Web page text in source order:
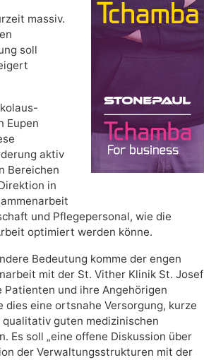
massiv.
soll
Eupen
aktiv
Bereichen
in
und Pflegepersonal, wie die
optimiert werden könne.
Bedeutung komme der engen
mit der St. Vither Klinik St. Josef
Patienten und ihre Angehörigen
dies eine ortsnahe Versorgung, kurze
qualitativ guten medizinischen
Es soll „eine offene Diskussion über
der Verwaltungsstrukturen mit der